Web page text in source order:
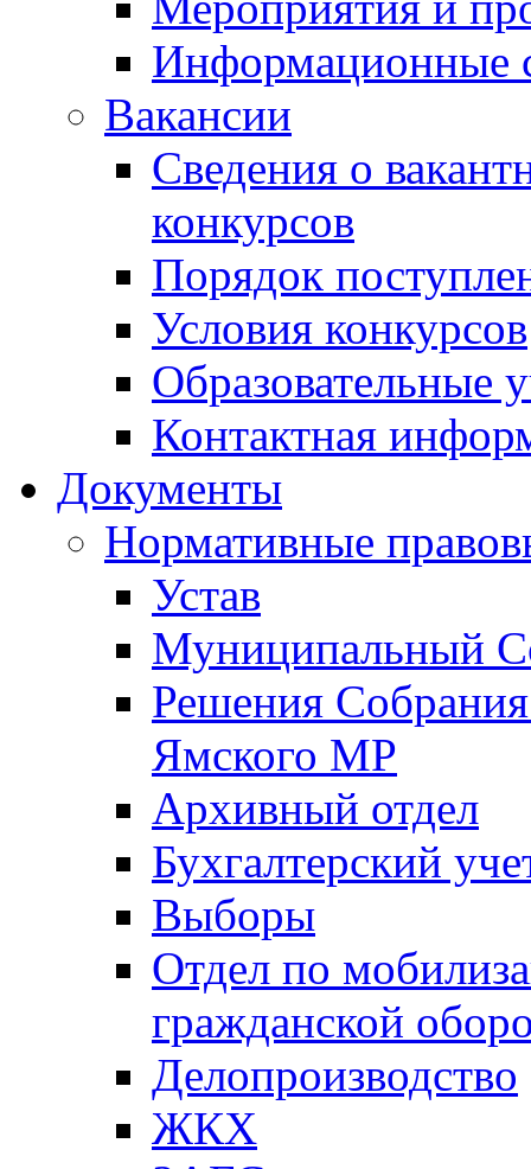
Информационные
Вакансии
Сведения о
конкурсов
Порядок
Условия конкурсов
Образовательные
Контактная
Документы
Нормативные
Устав
Муниципальный
Решения
Ямского МР
Архивный отдел
Бухгалтерский
Выборы
Отдел по
гражданской
Делопроизводство
ЖКХ